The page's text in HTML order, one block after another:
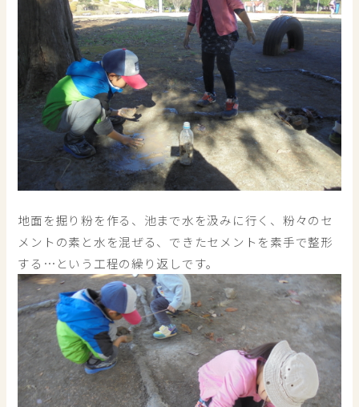
地面を掘り粉を作る、池まで水を汲みに行く、粉々のセ
メントの素と水を混ぜる、できたセメントを素手で整形
する…という工程の繰り返しです。